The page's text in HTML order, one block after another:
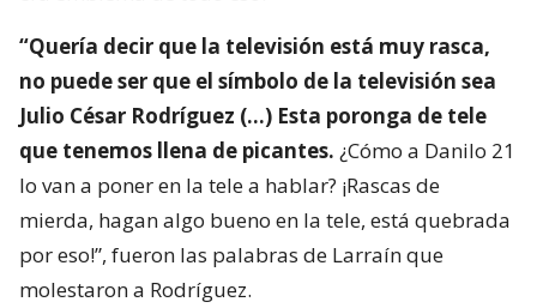
“Quería decir que la televisión está muy rasca,
no puede ser que el símbolo de la televisión sea
Julio César Rodríguez (…) Esta poronga de tele
que tenemos llena de picantes. ¿Cómo a Danilo 21
lo van a poner en la tele a hablar? ¡Rascas de
mierda, hagan algo bueno en la tele, está quebrada
por eso!”, fueron las palabras de Larraín que
molestaron a Rodríguez.